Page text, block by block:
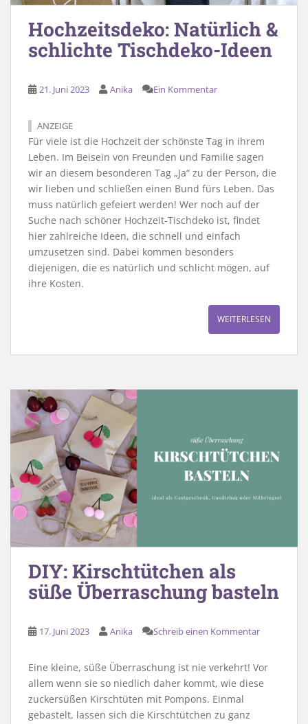
Hochzeitsdeko: Natürlich &
schlichte Tischdeko-Ideen
21. Juni 2023 Anika Ein Kommentar
ANZEIGE
Für viele ist die Hochzeit der schönste Tag in ihrem
Leben. Im Beisein von Freunden und Familie sagen
wir an diesem besonderen Tag „Ja“ zu der Person, die
wir lieben und schließen einen Bund fürs Leben. Das
muss natürlich gefeiert werden! Wer noch auf der
Suche nach schöner Hochzeit-Tischdeko ist, findet
hier zahlreiche Ideen, die schnell und einfach
umzusetzen sind. Dabei kommen besonders
diejenigen, die es natürlich und schlicht mögen, auf
ihre Kosten.
WEITERLESEN
DIY: Kirschtütchen als
süße Überraschung basteln
17. Juni 2023 Anika Schreib einen Kommentar
Eine kleine, süße Überraschung ist nie verkehrt! Vor
allem wenn sie so niedlich daher kommt, wie diese
zuckersüßen Kirschtüten mit Pompons. Einmal
gebastelt, lassen sich die Kirschtütchen zu ganz